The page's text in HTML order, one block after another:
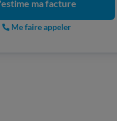
ma facture
Me faire appeler